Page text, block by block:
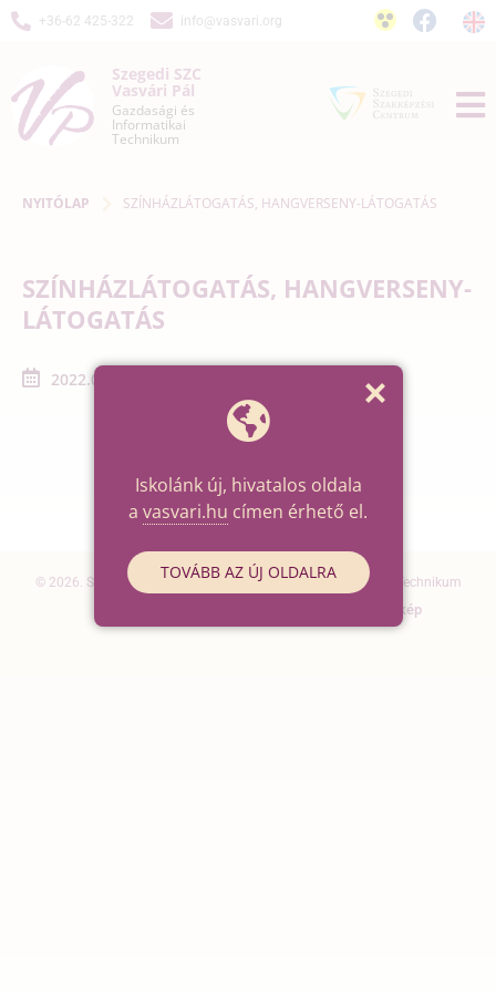
+36-62 425-322 info@vasvari.org
Szegedi SZC
Vasvári Pál
Gazdasági és
Informatikai
Technikum
NYITÓLAP SZÍNHÁZLÁTOGATÁS, HANGVERSENY-LÁTOGATÁS
SZÍNHÁZLÁTOGATÁS, HANGVERSENY-
LÁTOGATÁS
2022.04.01. - 2022.04.30.
© 2026. Szegedi SZC Vasvári Pál Gazdasági és Informatikai Technikum
Oldaltérkép
Iskolánk új, hivatalos oldala
a vasvari.hu címen érhető el.
TOVÁBB AZ ÚJ OLDALRA